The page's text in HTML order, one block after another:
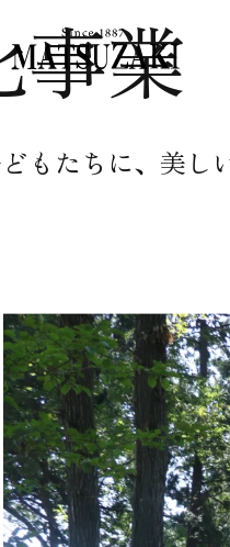
自然と共に、
酒文化の
酒
飲
飲
イ
事業
もたちに、美し